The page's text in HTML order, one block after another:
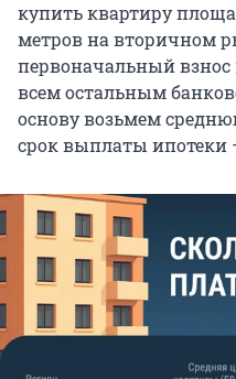
купить квартиру
метров на вторичном
первоначальный взнос
всем остальным
основу возьмем
срок выплаты ипотеки